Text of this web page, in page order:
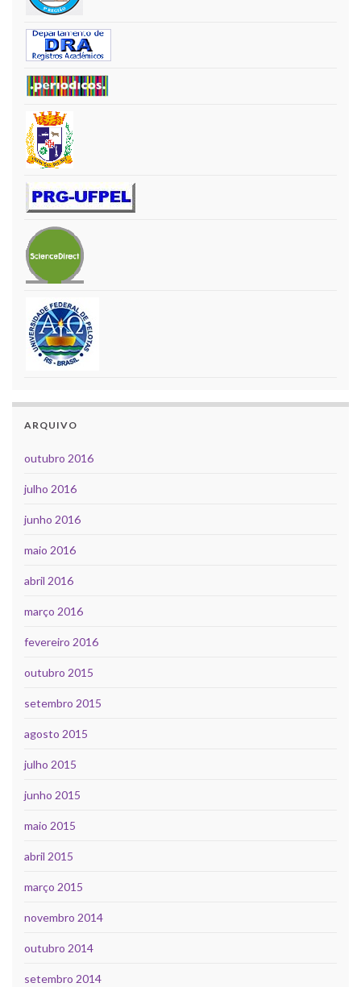
ARQUIVO
outubro 2016
julho 2016
junho 2016
maio 2016
abril 2016
março 2016
fevereiro 2016
outubro 2015
setembro 2015
agosto 2015
julho 2015
junho 2015
maio 2015
abril 2015
março 2015
novembro 2014
outubro 2014
setembro 2014